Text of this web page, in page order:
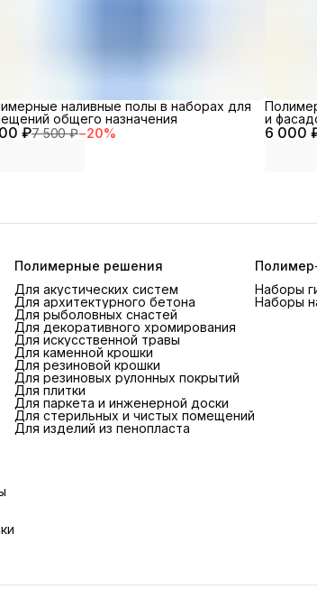
₽7 500 ₽−20%
наливные полы в наборах для
общего назначения
6 000
и
Полимерные решения
Для акустических систем
Для архитектурного бетона
Для рыболовных снастей
Для декоративного хромирования
Для искусственной травы
Для каменной крошки
Для резиновой крошки
Для резиновых рулонных покрытий
Для плитки
Для паркета и инженерной доски
Для стерильных и чистых помещений
Для изделий из пенопласта
Наборы
Наборы